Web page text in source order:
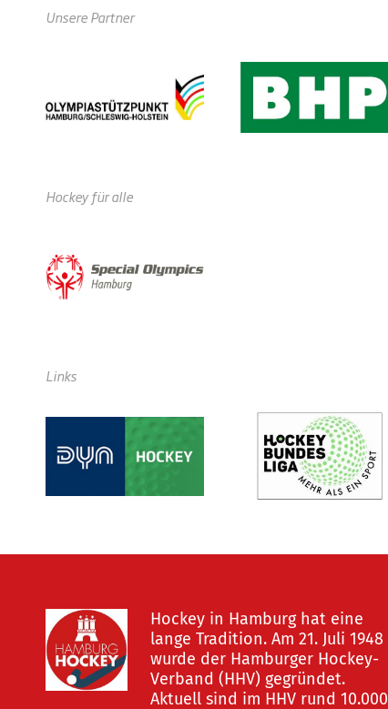
Unsere Partner
Hockey für alle
Links
Hockey in Hamburg hat eine
lange Tradition. Am 21. Juli 1948
wurde der Hamburger Hockey-
Verband (HHV) gegründet.
Aktuell sind im HHV rund 10.000